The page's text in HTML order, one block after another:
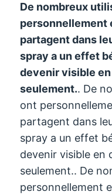
De nombreux
personnellement
partagent dans
spray a un effet
devenir visible
seulement.. De
ont
partagent dans
spray a un effet
devenir visible en
seulement.. De
personnellement